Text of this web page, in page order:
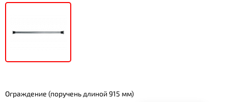
Ограждение (поручень длиной 915 мм)